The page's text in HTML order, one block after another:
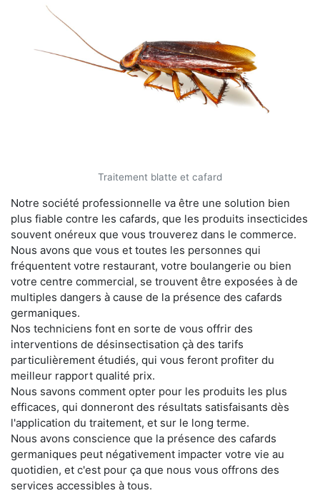
Traitement blatte et cafard
Notre société professionnelle va être une solution bien
plus fiable contre les cafards, que les produits insecticides
souvent onéreux que vous trouverez dans le commerce.
Nous avons que vous et toutes les personnes qui
fréquentent votre restaurant, votre boulangerie ou bien
votre centre commercial, se trouvent être exposées à de
multiples dangers à cause de la présence des cafards
germaniques.
Nos techniciens font en sorte de vous offrir des
interventions de désinsectisation çà des tarifs
particulièrement étudiés, qui vous feront profiter du
meilleur rapport qualité prix.
Nous savons comment opter pour les produits les plus
efficaces, qui donneront des résultats satisfaisants dès
l'application du traitement, et sur le long terme.
Nous avons conscience que la présence des cafards
germaniques peut négativement impacter votre vie au
quotidien, et c'est pour ça que nous vous offrons des
services accessibles à tous.